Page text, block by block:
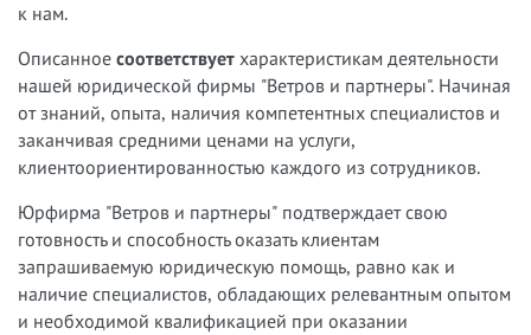
к нам.
Описанное соответствует характеристикам деятельности
нашей юридической фирмы "Ветров и партнеры". Начиная
от знаний, опыта, наличия компетентных специалистов и
заканчивая средними ценами на услуги,
клиентоориентированностью каждого из сотрудников.
Юрфирма "Ветров и партнеры" подтверждает свою
готовность и способность оказать клиентам
запрашиваемую юридическую помощь, равно как и
наличие специалистов, обладающих релевантным опытом
и необходимой квалификацией при оказании